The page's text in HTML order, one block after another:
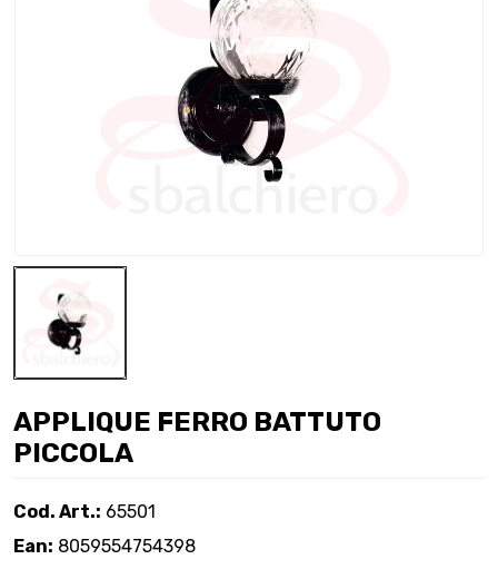
APPLIQUE FERRO BATTUTO
PICCOLA
Cod. Art.: 65501
Ean: 8059554754398